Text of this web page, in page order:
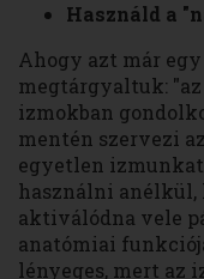
Használd a
Ahogy azt már egy
megtárgyaltuk:
izmokban
mentén szervezi
egyetlen
használni anélkül,
aktiválódna vele
anatómiai
lényeges, mert az